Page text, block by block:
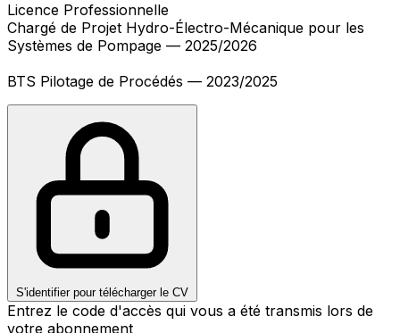
Licence Professionnelle
Chargé de Projet Hydro-Électro-Mécanique pour les
Systèmes de Pompage — 2025/2026
BTS Pilotage de Procédés — 2023/2025
S'identifier pour télécharger le CV
Entrez le code d'accès qui vous a été transmis lors de
votre abonnement